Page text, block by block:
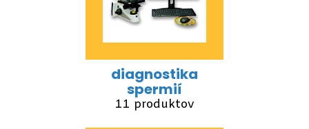
diagnostika
spermií
11 produktov